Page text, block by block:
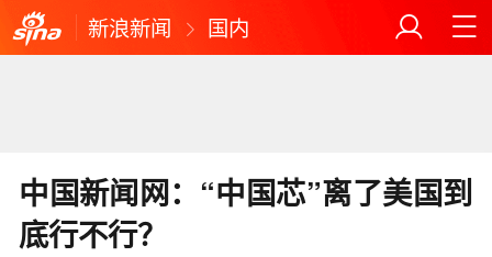
新浪新闻 国内
中国新闻网：“中国芯”离了美国到
底行不行？